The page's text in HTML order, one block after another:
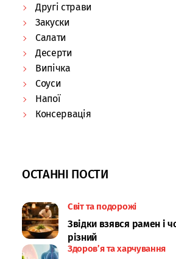
Другі страви
Закуски
Салати
Десерти
Випічка
Соуси
Напої
Консервація
ОСТАННІ ПОСТИ
Світ та подорожі
Звідки взявся рамен і
різний
Здоров’я та харчування